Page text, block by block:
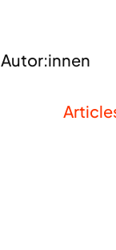
Autor:innen